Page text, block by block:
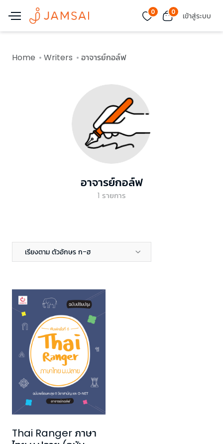
0 0 เข้าสู่ระบบ
Home Writers อาจารย์กอล์ฟ
อาจารย์กอล์ฟ
1 รายการ
เรียงตาม ตัวอักษร ก-ฮ
Thai Ranger ภาษา